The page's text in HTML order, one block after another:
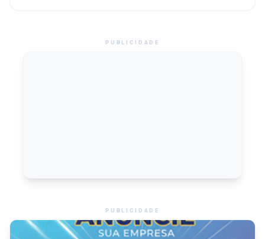
PUBLICIDADE
PUBLICIDADE